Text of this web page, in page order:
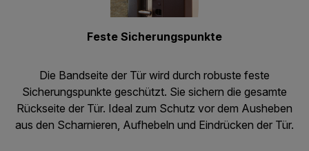
Feste Sicherungspunkte
Die Bandseite der Tür wird durch robuste feste
Sicherungspunkte geschützt. Sie sichern die gesamte
Rückseite der Tür. Ideal zum Schutz vor dem Ausheben
aus den Scharnieren, Aufhebeln und Eindrücken der Tür.